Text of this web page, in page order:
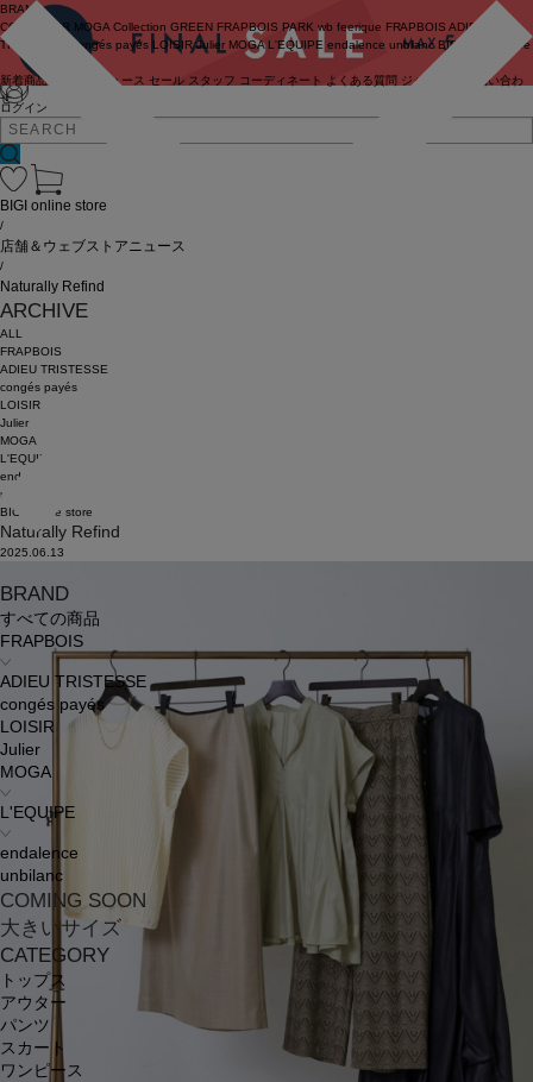
ログイン
BRAND
COUTURIER MOGA Collection GREEN FRAPBOIS PARK wb feerique FRAPBOIS ADIEU
TRISTESSE
congés payés LOISIR Julier MOGA L'EQUIPE endalence unbilanc BIGI online store
新着商品 ニュース セール スタッフ コーディネート よくある質問 ジャーナル
お問い合わ
せ
BRAND
すべての商品
FRAPBOIS
ADIEU TRISTESSE
congés payés
LOISIR
Julier
MOGA
L'EQUIPE
endalence
unbilanc
COMING SOON
大きいサイズ
CATEGORY
トップス
アウター
パンツ
スカート
ワンピース
BIGI online store
/
店舗＆ウェブストアニュース
/
Naturally Refind
ARCHIVE
ALL
FRAPBOIS
ADIEU TRISTESSE
congés payés
LOISIR
Julier
MOGA
L'EQUIPE
endalence
unbilanc
BIGI online store
Naturally Refind
2025.06.13